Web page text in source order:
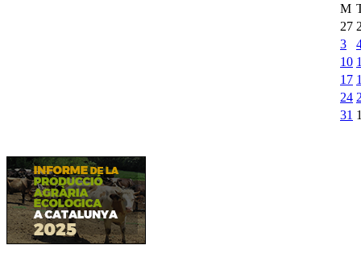
M
27
3
10
17
24
31